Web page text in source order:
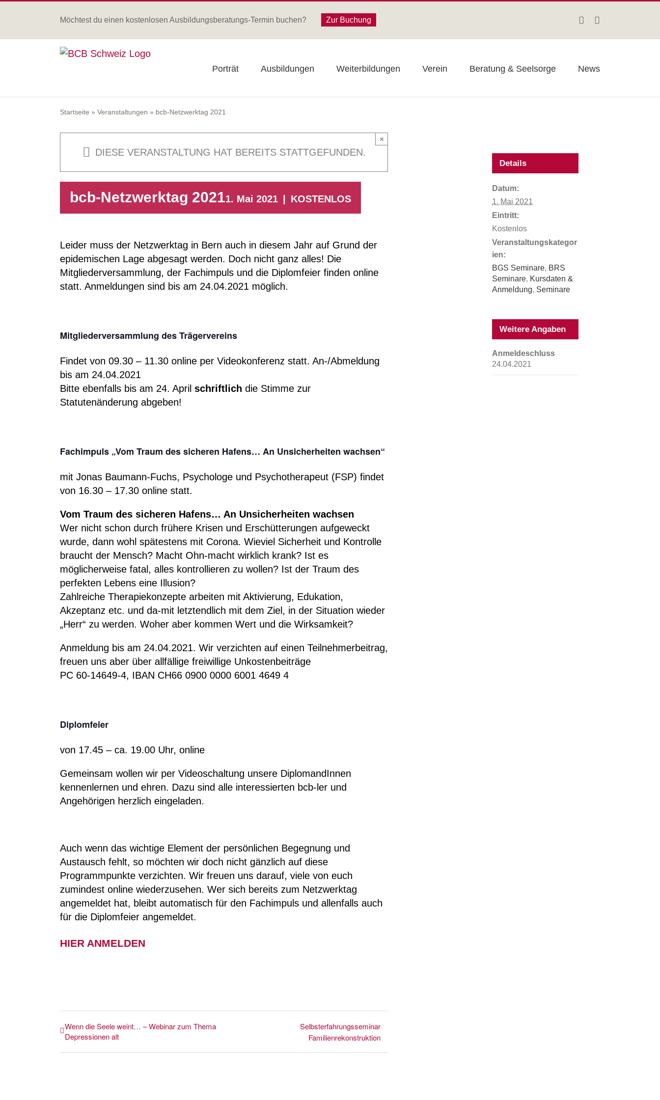
Möchtest du einen kostenlosen Ausbildungsberatungs-Termin buchen? Zur Buchung Facebook
Porträt Ausbildungen Weiterbildungen Verein Beratung & Seelsorge News
Startseite » Veranstaltungen » bcb-Netzwerktag 2021
DIESE VERANSTALTUNG HAT BEREITS STATTGEFUNDEN.
×
bcb-Netzwerktag 20211. Mai 2021 KOSTENLOS
Leider muss der Netzwerktag in Bern auch in diesem Jahr auf Grund der
epidemischen Lage abgesagt werden. Doch nicht ganz alles! Die
Mitgliederversammlung, der Fachimpuls und die Diplomfeier finden online
statt. Anmeldungen sind bis am 24.04.2021 möglich.
Mitgliederversammlung des Trägervereins
Findet von 09.30 – 11.30 online per Videokonferenz statt. An-/Abmeldung
bis am 24.04.2021
Bitte ebenfalls bis am 24. April schriftlich die Stimme zur
Statutenänderung abgeben!
Fachimpuls „Vom Traum des sicheren Hafens… An Unsicherheiten wachsen“
mit Jonas Baumann-Fuchs, Psychologe und Psychotherapeut (FSP) findet
von 16.30 – 17.30 online statt.
Vom Traum des sicheren Hafens… An Unsicherheiten wachsen
Wer nicht schon durch frühere Krisen und Erschütterungen aufgeweckt
wurde, dann wohl spätestens mit Corona. Wieviel Sicherheit und Kontrolle
braucht der Mensch? Macht Ohn-macht wirklich krank? Ist es
möglicherweise fatal, alles kontrollieren zu wollen? Ist der Traum des
perfekten Lebens eine Illusion?
Zahlreiche Therapiekonzepte arbeiten mit Aktivierung, Edukation,
Akzeptanz etc. und da-mit letztendlich mit dem Ziel, in der Situation wieder
„Herr“ zu werden. Woher aber kommen Wert und die Wirksamkeit?
Anmeldung bis am 24.04.2021. Wir verzichten auf einen Teilnehmerbeitrag,
freuen uns aber über allfällige freiwillige Unkostenbeiträge
PC 60-14649-4, IBAN CH66 0900 0000 6001 4649 4
Diplomfeier
von 17.45 – ca. 19.00 Uhr, online
Gemeinsam wollen wir per Videoschaltung unsere DiplomandInnen
kennenlernen und ehren. Dazu sind alle interessierten bcb-ler und
Angehörigen herzlich eingeladen.
Auch wenn das wichtige Element der persönlichen Begegnung und
Austausch fehlt, so möchten wir doch nicht gänzlich auf diese
Programmpunkte verzichten. Wir freuen uns darauf, viele von euch
zumindest online wiederzusehen. Wer sich bereits zum Netzwerktag
angemeldet hat, bleibt automatisch für den Fachimpuls und allenfalls auch
für die Diplomfeier angemeldet.
HIER ANMELDEN
Wenn die Seele weint… – Webinar zum Thema
Depressionen alt
Selbsterfahrungsseminar
Familienrekonstruktion
Details
Datum:
1. Mai 2021
Eintritt:
Kostenlos
Veranstaltungskategor
ien:
BGS Seminare, BRS
Seminare, Kursdaten &
Anmeldung, Seminare
Weitere Angaben
Anmeldeschluss
24.04.2021